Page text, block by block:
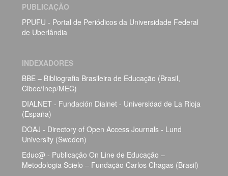
PUBLICAÇÃO
PPUFU - Portal de Periódicos da Universidade Federal
de Uberlândia
INDEXADORES
BBE – Bibliografia Brasileira de Educação (Brasil,
Cibec/Inep/MEC)
DIALNET - Fundación Dialnet - Universidad de La Rioja
(España)
DOAJ - Directory of Open Access Journals - Lund
University (Sweden)
Educ@ - Publicação On Line de Educação –
Metodologia Scielo – Fundação Carlos Chagas (Brasil)